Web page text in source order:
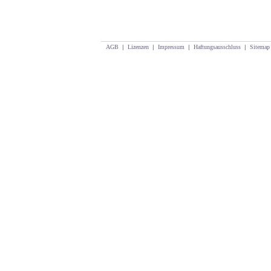
AGB | Lizenzen | Impressum | Haftungsausschluss | Sitemap